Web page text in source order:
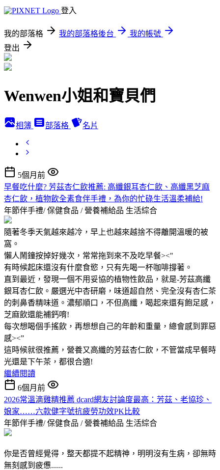
登入
我的部落格 我的部落格後台
我的帳號
登出
Wenwen小姐和寶貝們
相簿 部落格 名片
5個月前
早餐吃什麼? 芳茲杏仁飲推薦: 高纖銀耳杏仁飲、高纖黑芝麻
杏仁飲，植物飲全素食伴手禮，為你的忙碌生活溫柔補給!
年節伴手禮/ 保健食品 / 營養補給品 生活綜合
隨著冬季天氣越來越冷，早上也越來越捨不得離開溫暖的被
窩。
懶人鬧鐘按掉好幾次，常常拖到來不及吃早餐><"
有時候起床還沒有什麼食慾，只有先喝一杯咖啡撐著。
直到最近，發現一個不用妥協的植物性飲品，就是-芳茲高纖
銀耳杏仁飲。嚴選光中杏研磨，味道超自然、完全沒有杏仁茶
的刺鼻香精味道。濃郁順口，不但高纖，喝起來還有飽足感，
芝麻飲還能補鈣唷!
每次想喝個手搖飲，再想想自己的年齡和重量，總會感到罪惡
感><”
這時候就很推薦，營養又高纖的芳茲杏仁飲，不管當成早餐時
光還是下午茶，都很合適!
繼續閱讀
6個月前
2026常溫滴雞精推薦 dcard網友討論度最高：芳茲、老協珍、
娘家……六款健字號抗疲勞功效PK比較
年節伴手禮/ 保健食品 / 營養補給品 生活綜合
你是否曾經覺得，整天都提不起精神，明明沒有生病，卻無時
無刻感到疲憊......